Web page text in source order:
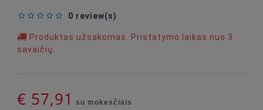
0 review(s)
Produktas užsakomas. Pristatymo laikas nuo 3
savaičių.
€ 57,91 su mokesčiais